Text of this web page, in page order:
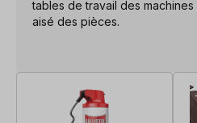
tables de travail des
aisé des pièces.